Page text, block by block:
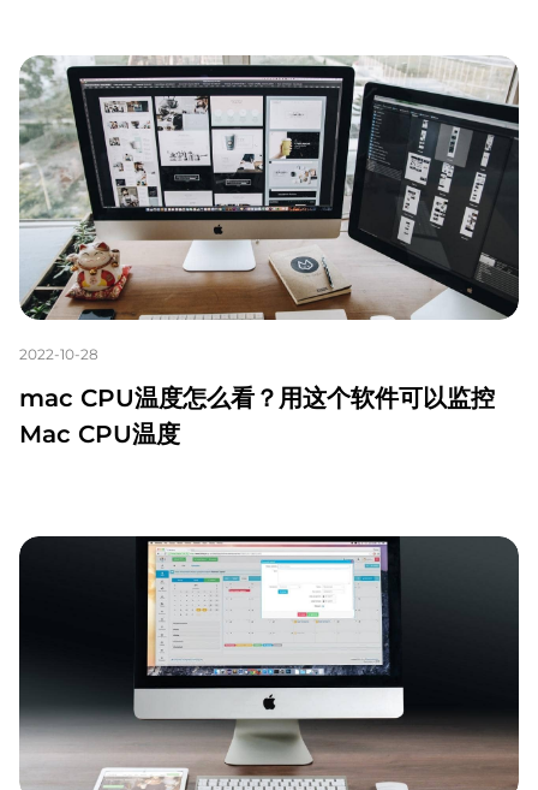
2022-10-28
mac CPU温度怎么看？用这个软件可以监控
Mac CPU温度